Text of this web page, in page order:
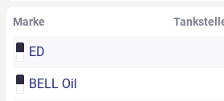
Marke
ED
BELL Oil